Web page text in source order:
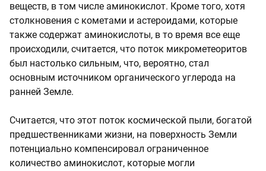
веществ, в том числе аминокислот. Кроме того, хотя
столкновения с кометами и астероидами, которые
также содержат аминокислоты, в то время все еще
происходили, считается, что поток микрометеоритов
был настолько сильным, что, вероятно, стал
основным источником органического углерода на
ранней Земле.
Считается, что этот поток космической пыли, богатой
предшественниками жизни, на поверхность Земли
потенциально компенсировал ограниченное
количество аминокислот, которые могли